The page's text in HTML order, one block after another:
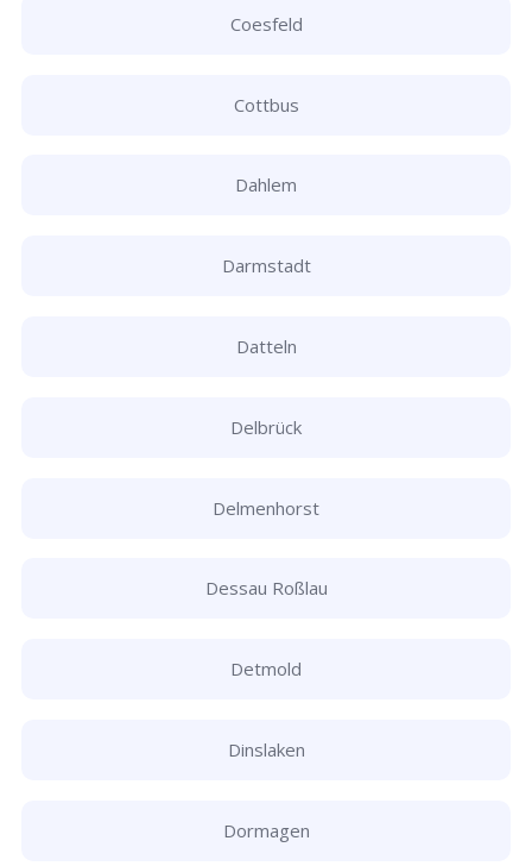
Coesfeld
Cottbus
Dahlem
Darmstadt
Datteln
Delbrück
Delmenhorst
Dessau Roßlau
Detmold
Dinslaken
Dormagen